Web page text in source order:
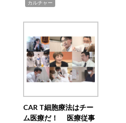
カルチャー
CAR T細胞療法はチー
ム医療だ！ 医療従事